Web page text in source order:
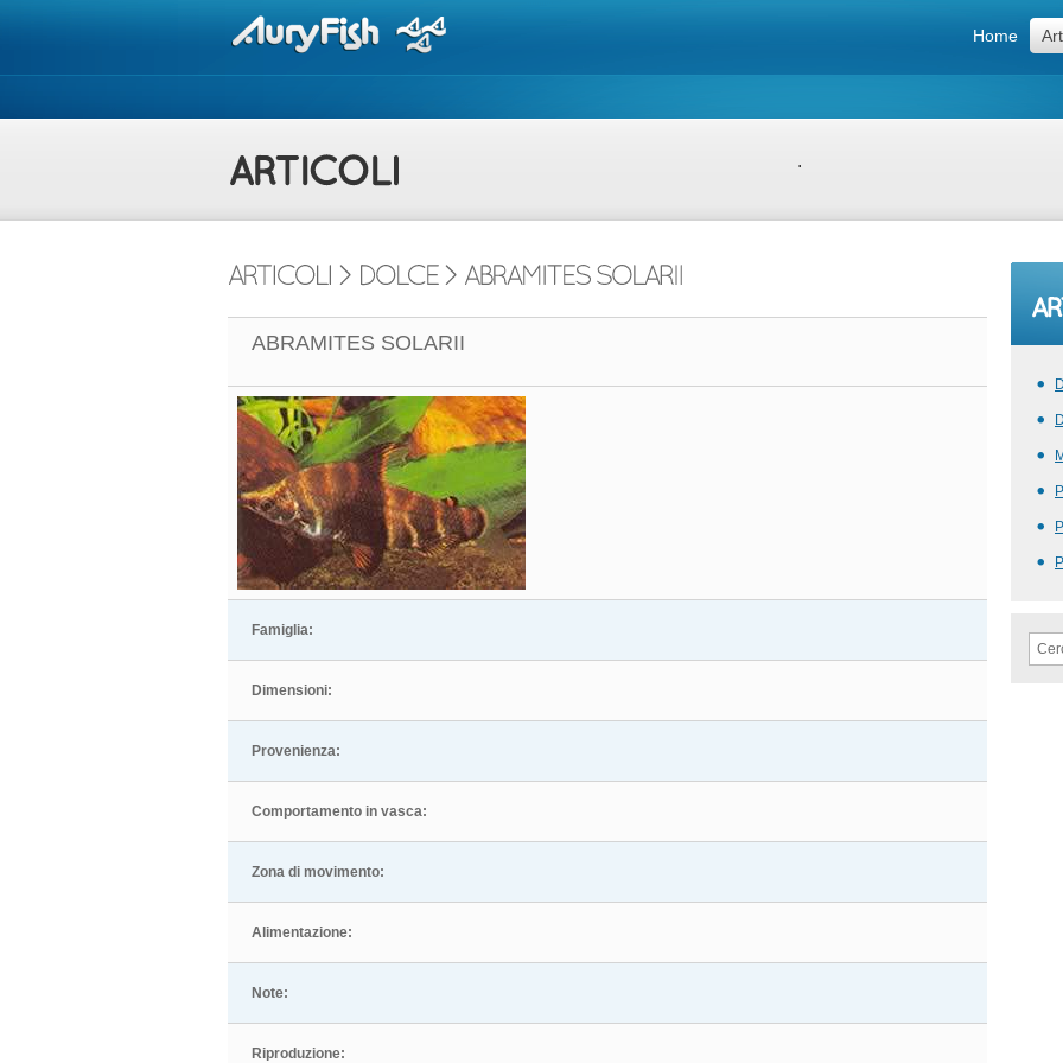
Home
.
ABRAMITES SOLARII
Famiglia:
Dimensioni:
Provenienza:
Comportamento in vasca:
Zona di movimento:
Alimentazione:
Note:
Riproduzione: